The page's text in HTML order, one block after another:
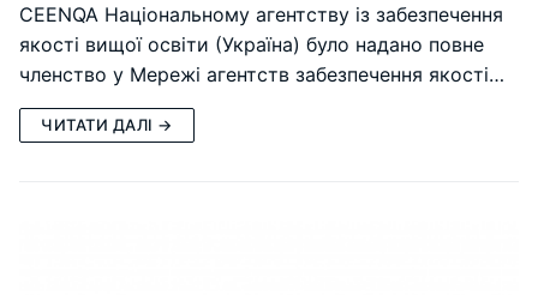
CEENQA Національному агентству із забезпечення
якості вищої освіти (Україна) було надано повне
членство у Мережі агентств забезпечення якості…
ЧИТАТИ ДАЛІ →